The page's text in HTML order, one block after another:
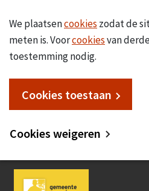
We plaatsencookies zodat de
meten is. Voorcookiesvan
toestemming nodig.
Cookies toestaan
Cookies weigeren